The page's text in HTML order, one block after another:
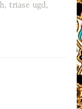
, triase ugd,